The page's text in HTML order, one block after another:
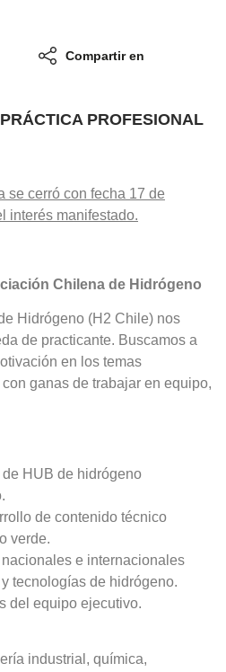
Compartir en
PROFESIONAL
se cerró con fecha 17 de
interés manifestado.
Chilena de Hidrógeno
Hidrógeno (H2 Chile) nos
de practicante. Buscamos a
en los temas
ganas de trabajar en equipo,
HUB de hidrógeno
de contenido técnico
verde.
e internacionales
tecnologías de hidrógeno.
del equipo ejecutivo.
industrial, química,